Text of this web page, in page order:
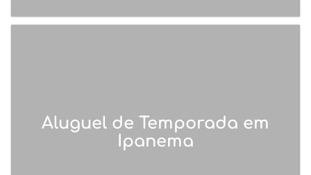
Aluguel de Temporada em
Ipanema